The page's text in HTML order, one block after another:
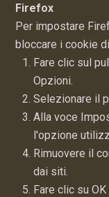
Firefox
Per impostare
bloccare i cookie
Fare clic sul
Opzioni.
Selezionare il
Alla voce
l'opzione
Rimuovere il
dai siti.
Fare clic su